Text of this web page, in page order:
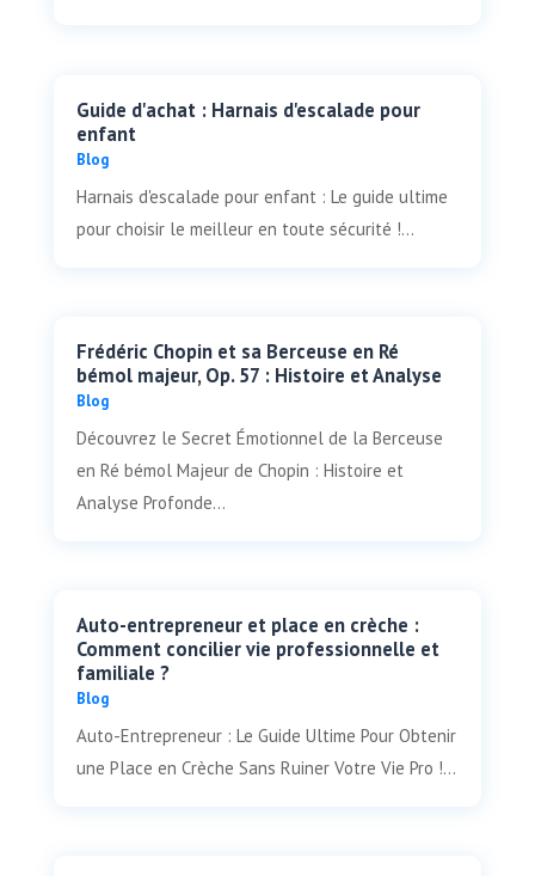
Guide d'achat : Harnais d'escalade pour
enfant
Blog
Harnais d'escalade pour enfant : Le guide ultime
pour choisir le meilleur en toute sécurité !...
Frédéric Chopin et sa Berceuse en Ré
bémol majeur, Op. 57 : Histoire et Analyse
Blog
Découvrez le Secret Émotionnel de la Berceuse
en Ré bémol Majeur de Chopin : Histoire et
Analyse Profonde...
Auto-entrepreneur et place en crèche :
Comment concilier vie professionnelle et
familiale ?
Blog
Auto-Entrepreneur : Le Guide Ultime Pour Obtenir
une Place en Crèche Sans Ruiner Votre Vie Pro !...